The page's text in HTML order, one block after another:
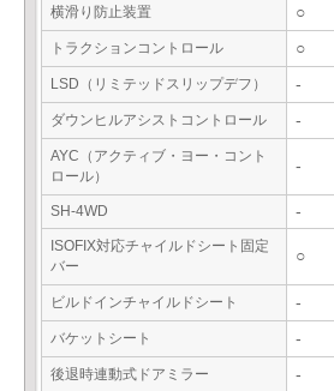
横滑り防止装置 ○
トラクションコントロール ○
LSD（リミテッドスリップデフ） -
ダウンヒルアシストコントロール -
AYC（アクティブ・ヨー・コント
ロール）
-
SH-4WD -
ISOFIX対応チャイルドシート固定
バー
○
ビルドインチャイルドシート -
バケットシート -
後退時連動式ドアミラー -